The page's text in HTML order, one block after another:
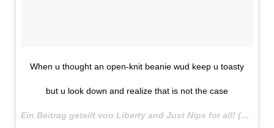
When u thought an open-knit beanie wud keep u toasty
but u look down and realize that is not the case
Ein Beitrag geteilt von Liberty and Just Nips for all! (@justnipsforall) am